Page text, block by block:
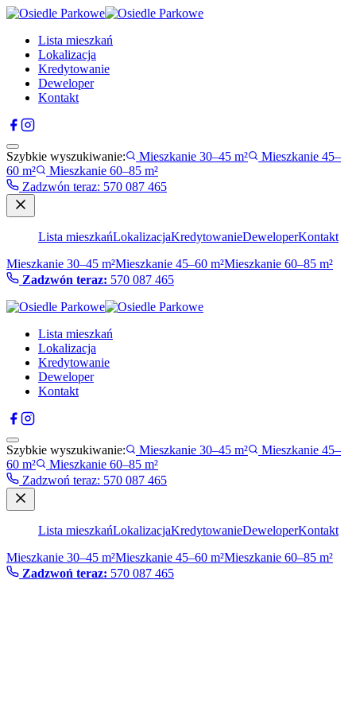
Lista mieszkań
Lokalizacja
Kredytowanie
Deweloper
Kontakt
Szybkie wyszukiwanie: Mieszkanie 30–45 m²
Mieszkanie 45–
60 m²
Mieszkanie 60–85 m²
Zadzwón teraz: 570 087 465
Lista mieszkańLokalizacjaKredytowanieDeweloperKontakt
Mieszkanie 30–45 m²Mieszkanie 45–60 m²Mieszkanie 60–85 m²
Zadzwón teraz: 570 087 465
Lista mieszkań
Lokalizacja
Kredytowanie
Deweloper
Kontakt
Szybkie wyszukiwanie: Mieszkanie 30–45 m²
Mieszkanie 45–
60 m²
Mieszkanie 60–85 m²
Zadzwoń teraz: 570 087 465
Lista mieszkańLokalizacjaKredytowanieDeweloperKontakt
Mieszkanie 30–45 m²Mieszkanie 45–60 m²Mieszkanie 60–85 m²
Zadzwoń teraz: 570 087 465